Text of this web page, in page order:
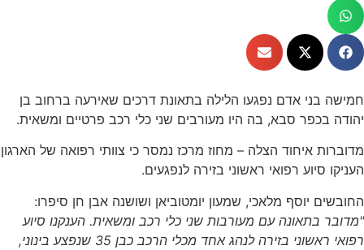
חמישה בני אדם נפגעו הלילה בתאונת דרכים שאירעה ברחוב בן
יהודה בכפר סבא, בה היו מעורבים שני כלי רכב פרטיים ומשאית.
מדוברות איחוד הצלה – מחוז מרכז נמסר כי צוותי רפואה של הארגון
העניקו סיוע רפואי ראשוני בזירה לנפגעים.
החובשים יוסף מלאכי, שמעון יומטוביאן ושושנה אבן חן סיפרו:
"מדובר בתאונה עם מעורבות שני כלי רכב ומשאית. הענקנו סיוע
רפואי ראשוני בזירה לנהג אחד מכלי הרכב כבן 35 שנפצע בינוני,